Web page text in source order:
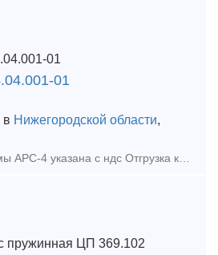
01
в Нижегородской области,